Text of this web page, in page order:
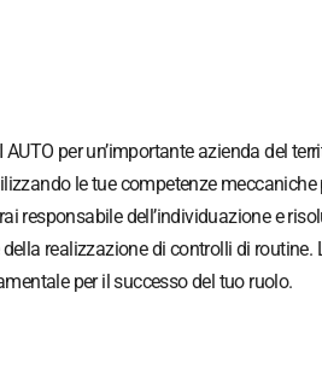
AUTO per un’importante azienda del
le tue competenze meccaniche
responsabile dell’individuazione e
realizzazione di controlli di
per il successo del tuo ruolo.